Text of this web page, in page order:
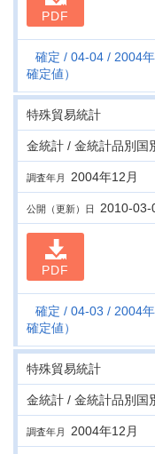
PDF
確定 04-04
2004
確定値）
特殊貿易統計
金統計 / 金統計品別国
調査年月 2004年12月
公開（更新）日 2010-03-
PDF
確定 04-03
2004
確定値）
特殊貿易統計
金統計 / 金統計品別国
調査年月 2004年12月